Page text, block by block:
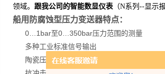
领域。 跟我公司的智能数显仪表 （N系列--显示
船用防腐蚀型压力变送器特点：
0…1bar至0…350bar压力范围的测量
多种工业标准信号输出
陶瓷压阻技术、316L焊接